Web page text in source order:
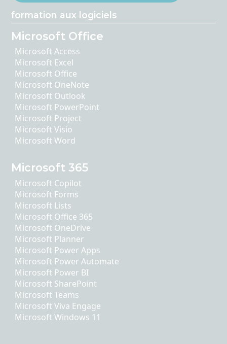
formation aux logiciels
Microsoft Office
Microsoft Access
Microsoft Excel
Microsoft Office
Microsoft OneNote
Microsoft Outlook
Microsoft PowerPoint
Microsoft Project
Microsoft Visio
Microsoft Word
Microsoft 365
Microsoft Copilot
Microsoft Forms
Microsoft Lists
Microsoft Office 365
Microsoft OneDrive
Microsoft Planner
Microsoft Power Apps
Microsoft Power Automate
Microsoft Power BI
Microsoft SharePoint
Microsoft Teams
Microsoft Viva Engage
Microsoft Windows 11